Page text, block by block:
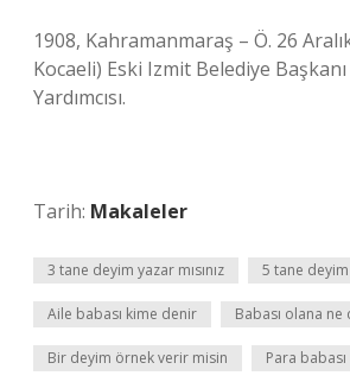
1908, Kahramanmaraş – Ö. 26
Kocaeli) Eski Izmit Belediye
Yardımcısı.
Tarih: Makaleler
3 tane deyim yazar mısınız 5 tane
Aile babası kime denir Babası olana ne
Bir deyim örnek verir misin Para